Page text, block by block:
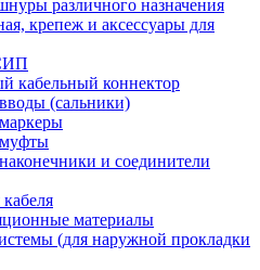
различного назначения
крепеж и аксессуары для
кабельный коннектор
(сальники)
и соединители
материалы
(для наружной прокладки